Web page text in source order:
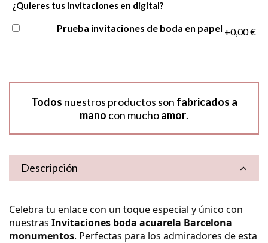
¿Quieres tus invitaciones en digital?
Prueba invitaciones de boda en papel +0,00 €
Todos nuestros productos son fabricados a
mano con muchoamor.
Descripción
Celebra tu enlace con un toque especial y único con
nuestras Invitaciones boda acuarela Barcelona
monumentos. Perfectas para los admiradores de esta